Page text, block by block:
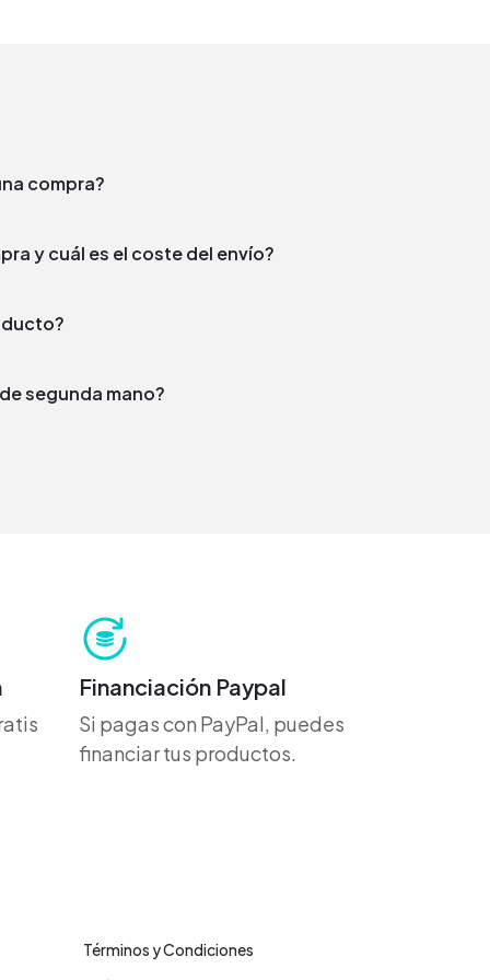
compra?
¿En qué plazo enviamos tu compra y cuál es el coste del envío?
de segunda mano?
Financiación Paypal
Si pagas con PayPal, puedes
financiar tus productos.
Términos y Condiciones